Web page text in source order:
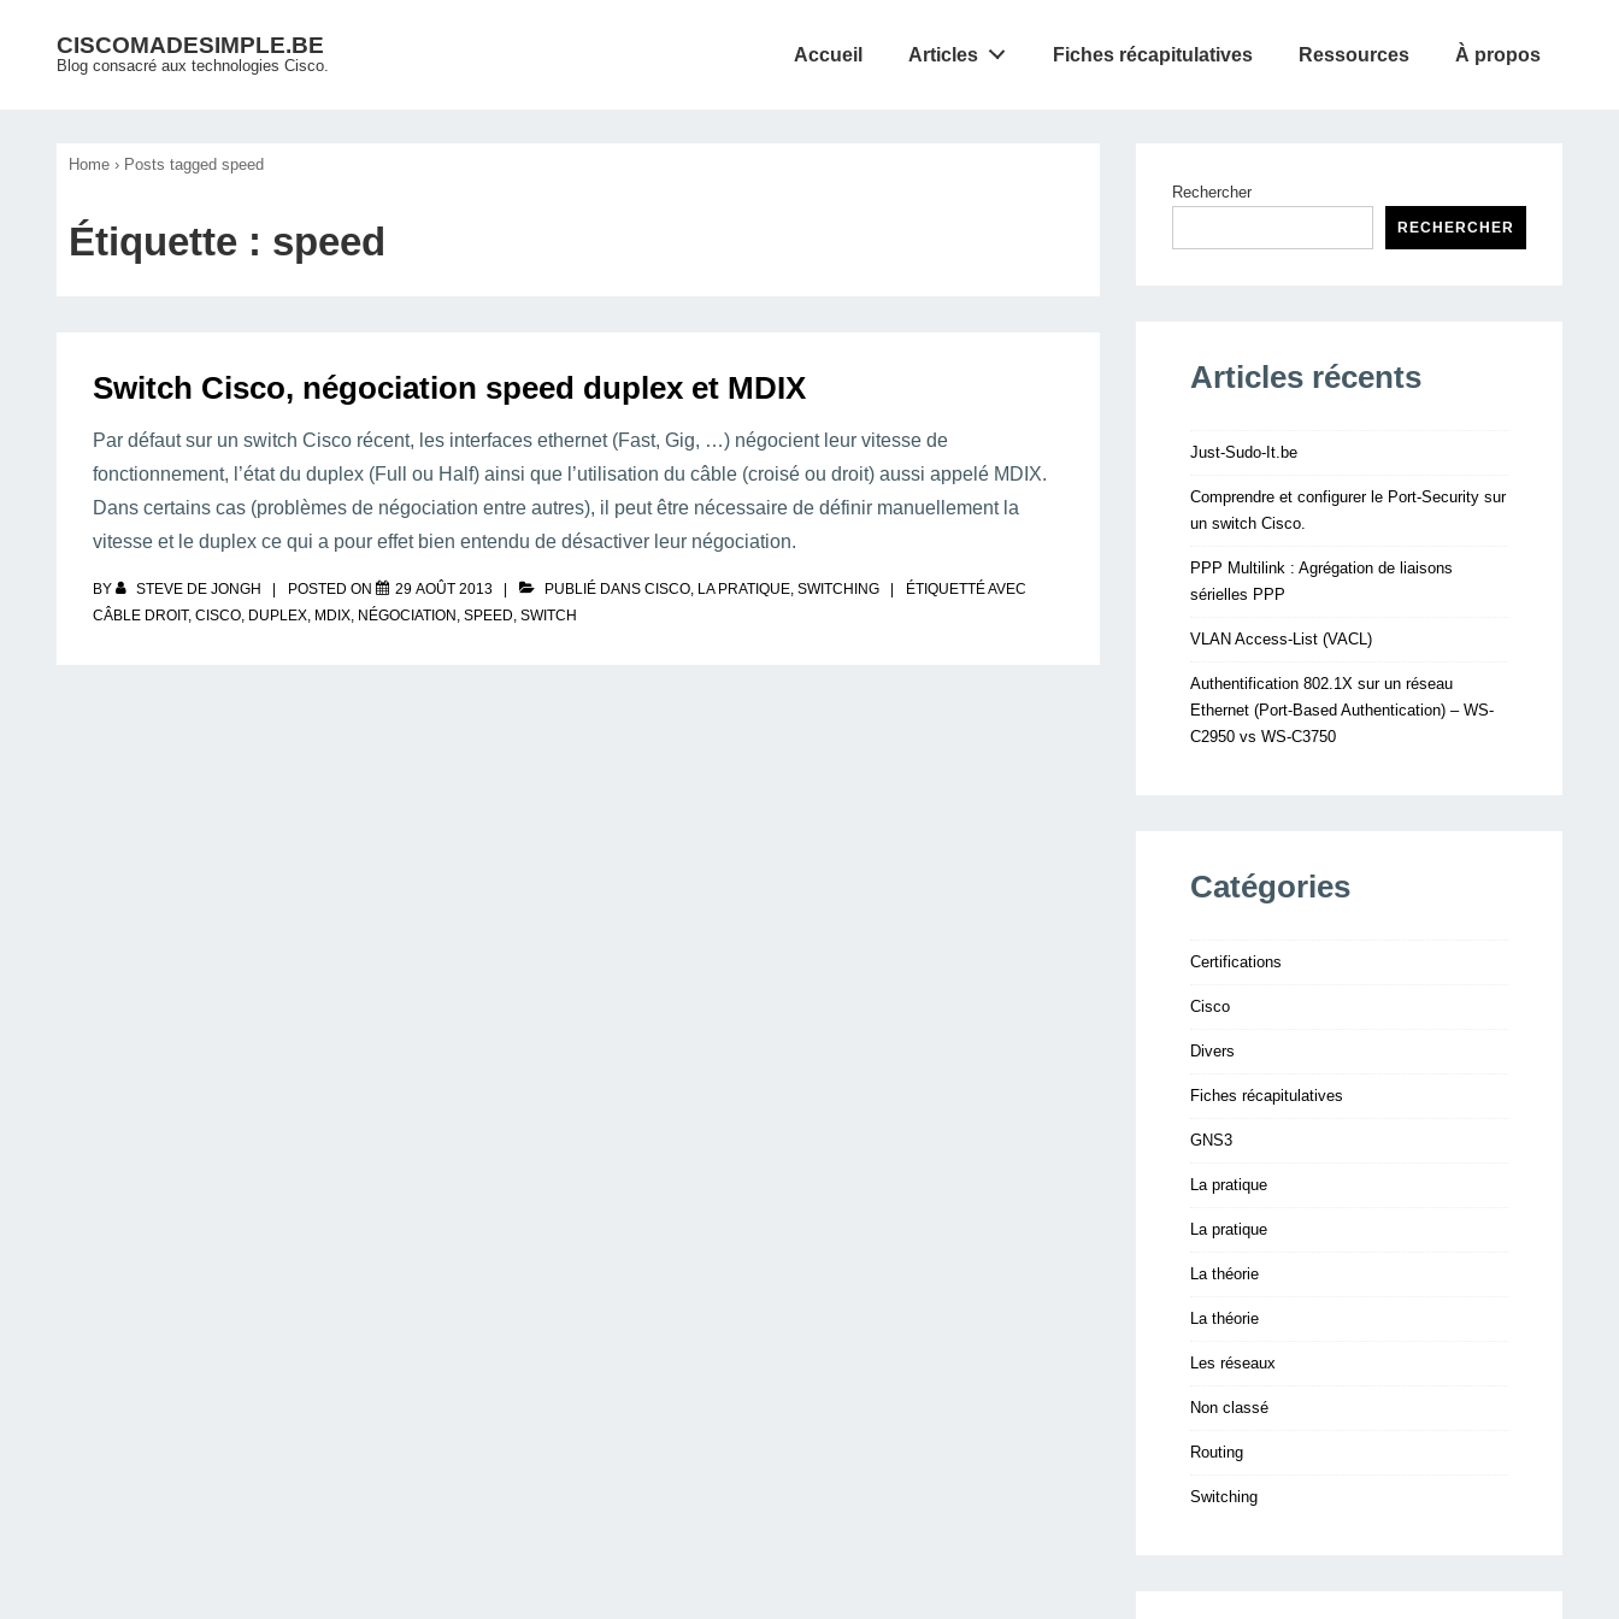
CISCOMADESIMPLE.BE
Blog consacré aux technologies Cisco.
Accueil Articles Fiches récapitulatives Ressources À propos
Home › Posts tagged speed
Étiquette : speed
Switch Cisco, négociation speed duplex et MDIX
Par défaut sur un switch Cisco récent, les interfaces ethernet (Fast, Gig, …) négocient leur vitesse de
fonctionnement, l’état du duplex (Full ou Half) ainsi que l’utilisation du câble (croisé ou droit) aussi appelé MDIX.
Dans certains cas (problèmes de négociation entre autres), il peut être nécessaire de définir manuellement la
vitesse et le duplex ce qui a pour effet bien entendu de désactiver leur négociation.
BY STEVE DE JONGH POSTED ON 29 AOÛT 2013 PUBLIÉ DANS CISCO, LA PRATIQUE, SWITCHING
ÉTIQUETTÉ AVEC
CÂBLE DROIT, CISCO, DUPLEX, MDIX, NÉGOCIATION , SPEED, SWITCH
Rechercher
RECHERCHER
Articles récents
Just-Sudo-It.be
Comprendre et configurer le Port-Security sur
un switch Cisco.
PPP Multilink : Agrégation de liaisons
sérielles PPP
VLAN Access-List (VACL)
Authentification 802.1X sur un réseau
Ethernet (Port-Based Authentication) – WS-
C2950 vs WS-C3750
Catégories
Certifications
Cisco
Divers
Fiches récapitulatives
GNS3
La pratique
La pratique
La théorie
La théorie
Les réseaux
Non classé
Routing
Switching